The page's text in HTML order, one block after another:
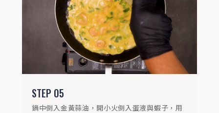
STEP 05
鍋中倒入金黃蒜油，開小火倒入蛋液與蝦子，用
撒上蒜香黑胡椒拌炒即完成